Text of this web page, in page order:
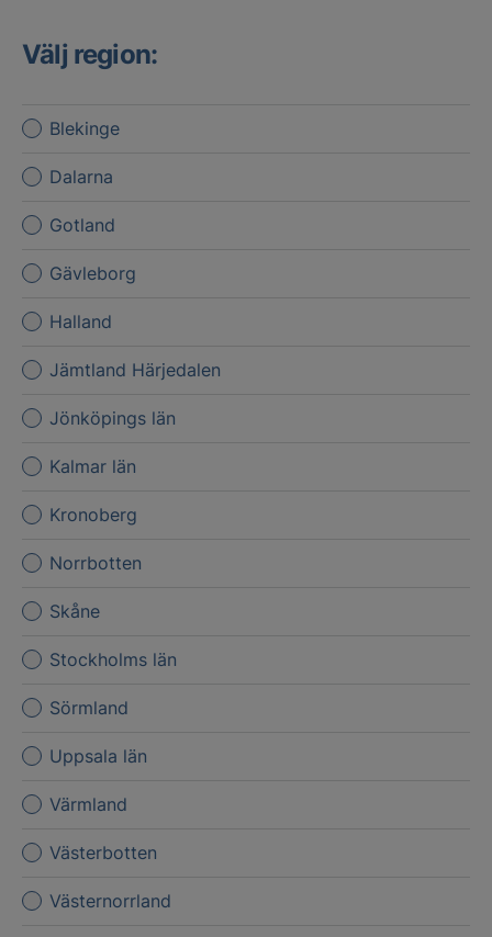
Välj region:
Blekinge
Dalarna
Gotland
Gävleborg
Halland
Jämtland Härjedalen
Jönköpings län
Kalmar län
Kronoberg
Norrbotten
Skåne
Stockholms län
Sörmland
Uppsala län
Värmland
Västerbotten
Västernorrland